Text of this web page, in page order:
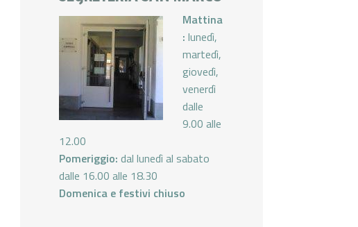
Mattina
: lunedì,
martedì,
giovedì,
venerdì
dalle
9.00 alle
12.00
Pomeriggio: dal lunedì al sabato
dalle 16.00 alle 18.30
Domenica e festivi chiuso